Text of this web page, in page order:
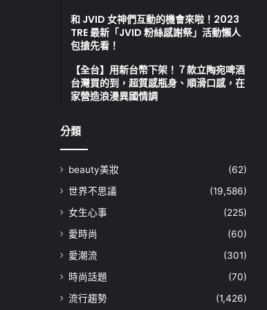
和 JVID 女神們互動的機會來啦！2023
TRE 最新「JVID 粉絲感謝祭」活動懶人
包搶先看！
【全台】用新台幣下架！７款立陶宛啤酒
台灣買的到，超質感瓶身、順滑口感，在
家營造浪漫異國情調
分類
beauty美妝
(62)
世界不思議
(19,586)
女生心事
(225)
愛時尚
(60)
愛潮流
(301)
時尚話題
(70)
流行趨勢
(1,426)